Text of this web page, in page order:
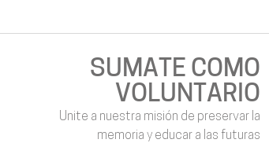
SUMATE COMO
VOLUNTARIO
Unite a nuestra misión de preservar la
memoria y educar a las futuras